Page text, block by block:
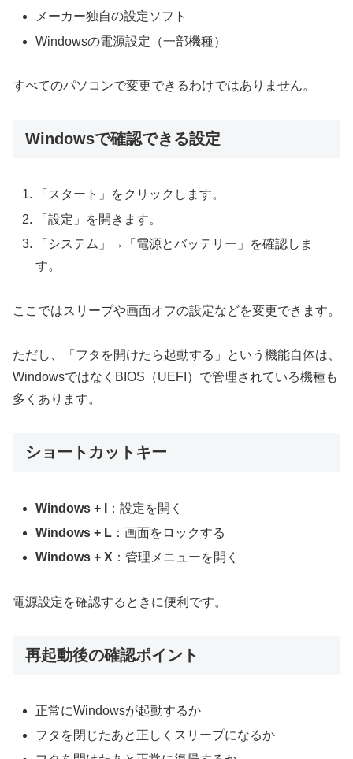
メーカー独自の設定ソフト
Windowsの電源設定（一部機種）
すべてのパソコンで変更できるわけではありません。
Windowsで確認できる設定
「スタート」をクリックします。
「設定」を開きます。
「システム」→「電源とバッテリー」を確認しま
す。
ここではスリープや画面オフの設定などを変更できます。
ただし、「フタを開けたら起動する」という機能自体は、
WindowsではなくBIOS（UEFI）で管理されている機種も
多くあります。
ショートカットキー
Windows + I
：設定を開く
Windows + L ：画面をロックする
Windows + X ：管理メニューを開く
電源設定を確認するときに便利です。
再起動後の確認ポイント
正常にWindowsが起動するか
フタを閉じたあと正しくスリープになるか